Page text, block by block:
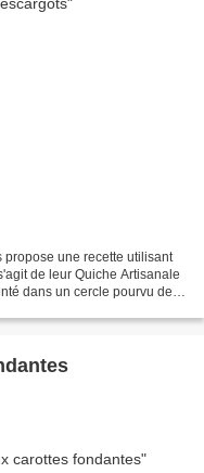
une recette utilisant
de leur Quiche Artisanale
dans un cercle pourvu de